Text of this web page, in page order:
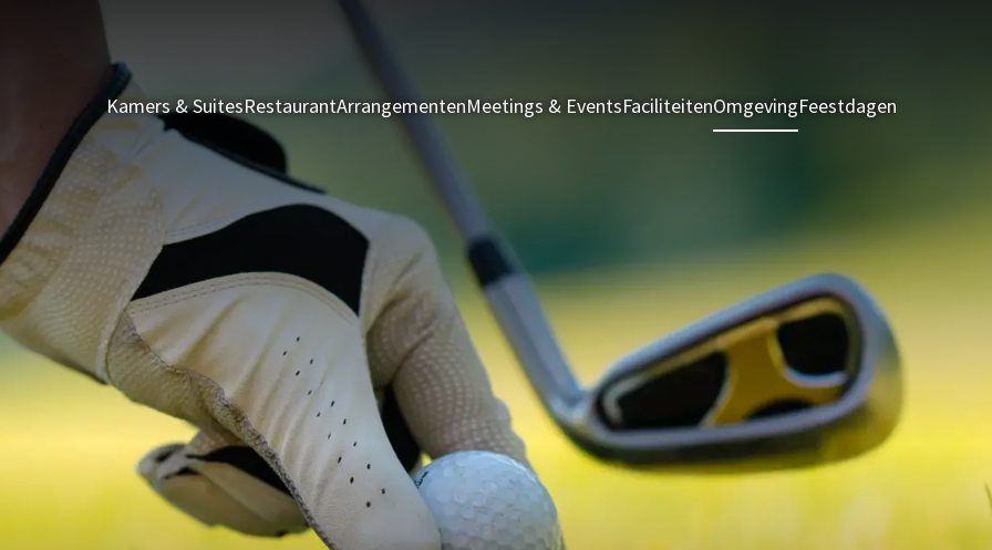
Kamers & SuitesRestaurantArrangementenMeetings & EventsFaciliteitenOmgevingFeestdagen